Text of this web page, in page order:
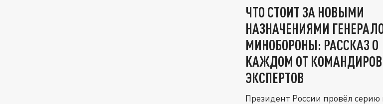
ЧТО СТОИТ ЗА НОВЫМИ
НАЗНАЧЕНИЯМИ
МИНОБОРОНЫ: РАССКАЗ О
КАЖДОМ ОТ
ЭКСПЕРТОВ
Президент России провёл